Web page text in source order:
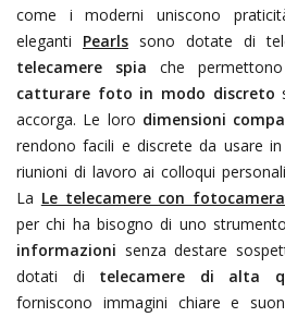
come i moderniuniscono
eleganti Pearls sono dotate di
telecamere spia che
catturare foto in modo discreto
accorga. Le loro dimensioni
rendono facili e discrete da usare
riunioni di lavoro ai colloqui
La Le telecamere con fotocamera
per chi ha bisogno di uno
informazioni senza destare
dotati di telecamere di alta
forniscono immagini chiare e